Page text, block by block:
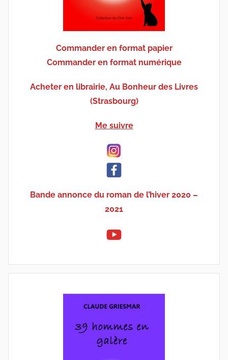
Commander en format papier
Commander en format numérique
Acheter en librairie, Au Bonheur des Livres
(Strasbourg)
Me suivre
Bande annonce du roman de l’hiver 2020 –
2021